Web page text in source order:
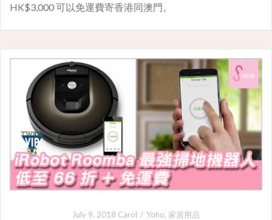
HK$3,000 可以免運費寄香港同澳門。
July 9, 2018 Carol Yoho, 家居用品